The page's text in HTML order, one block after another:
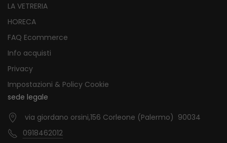
LA VETRERIA
HORECA
FAQ Ecommerce
Info acquisti
Privacy
Impostazioni & Policy Cookie
sede legale
via giordano orsini,156 Corleone (Palermo) 90034
0918462012